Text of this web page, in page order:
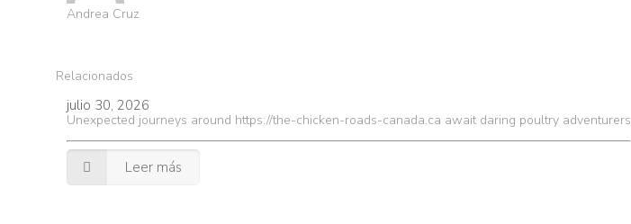
Andrea Cruz
Relacionados
julio 30, 2026
Unexpected journeys around https://the-chicken-roads-canada.ca await daring poultry adventurers
Leer más